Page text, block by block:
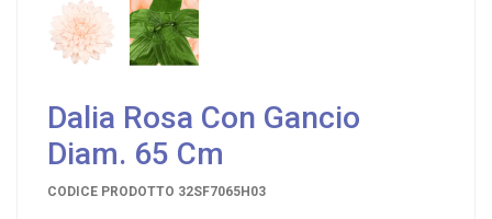
Dalia Rosa Con Gancio
Diam. 65 Cm
CODICE PRODOTTO 32SF7065H03